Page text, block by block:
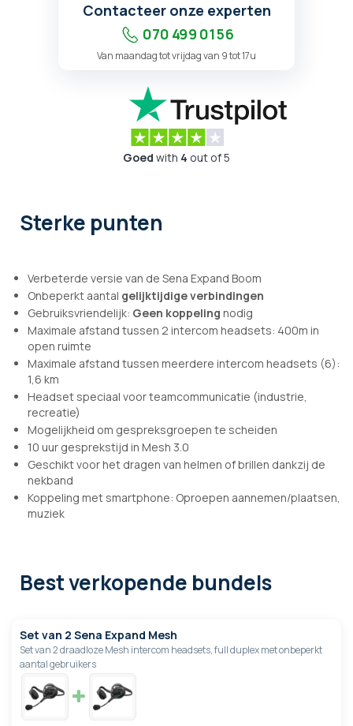
Contacteer onze experten
070 499 01 56
Van maandag tot vrijdag van 9 tot 17u
Goed with 4 out of 5
Sterke punten
Verbeterde versie van de Sena Expand Boom
Onbeperkt aantal gelijktijdige verbindingen
Gebruiksvriendelijk: Geen koppeling nodig
Maximale afstand tussen 2 intercom headsets: 400m in
open ruimte
Maximale afstand tussen meerdere intercom headsets (6):
1,6 km
Headset speciaal voor teamcommunicatie (industrie,
recreatie)
Mogelijkheid om gespreksgroepen te scheiden
10 uur gesprekstijd in Mesh 3.0
Geschikt voor het dragen van helmen of brillen dankzij de
nekband
Koppeling met smartphone: Oproepen aannemen/plaatsen,
muziek
Best verkopende bundels
Set van 2 Sena Expand Mesh
Set van 2 draadloze Mesh intercom headsets, full duplex met onbeperkt
aantal gebruikers